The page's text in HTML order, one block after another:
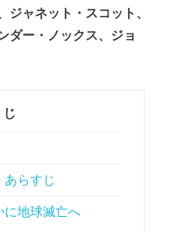
ジャネット・スコット、
ダー・ノックス、ジョ
じ
あらすじ
に地球滅亡へ